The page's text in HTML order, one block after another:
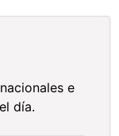
e
día.